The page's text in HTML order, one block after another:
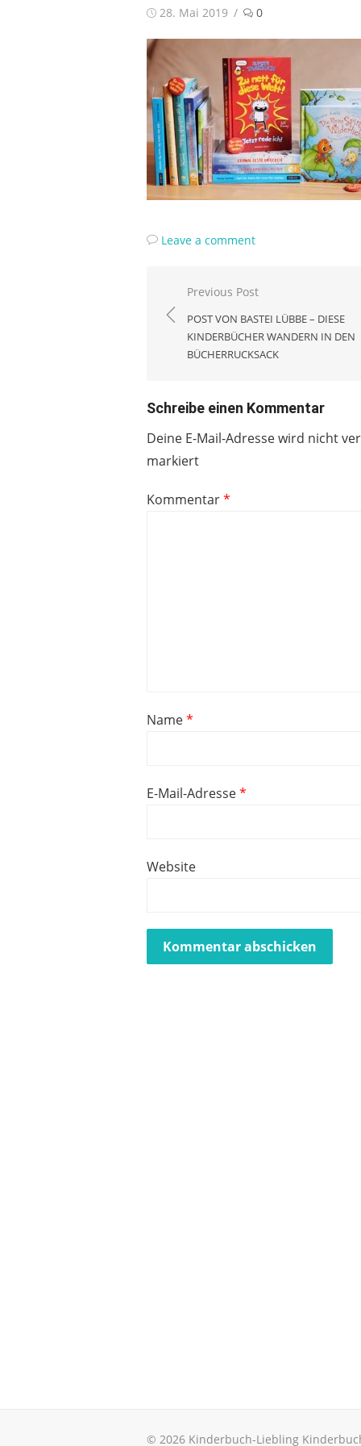
Posted
28. Mai 2019 0
Leave a comment
Beitragsnavigation
Previous Post
POST VON BASTEI LÜBBE – DIESE
KINDERBÜCHER WANDERN IN DEN
BÜCHERRUCKSACK
Schreibe einen Kommentar
Deine E-Mail-Adresse wird nicht
markiert
Kommentar*
Name*
E-Mail-Adresse*
Website
© 2026 Kinderbuch-Liebling